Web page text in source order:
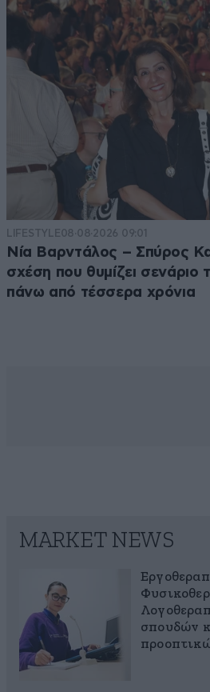
LIFESTYLE08·08·2026 09:01
Νία Βαρντάλος – Σπύρος
σχέση που θυμίζει σενάριο
πάνω από τέσσερα χρόνια
MARKET NEWS
σπουδών